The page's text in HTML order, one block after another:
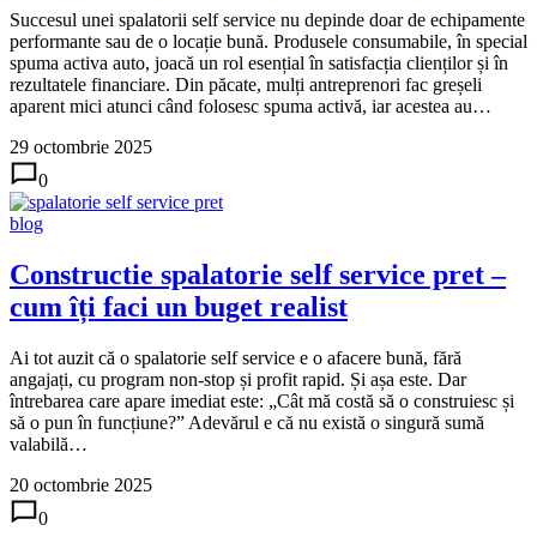
Succesul unei spalatorii self service nu depinde doar de echipamente
performante sau de o locație bună. Produsele consumabile, în special
spuma activa auto, joacă un rol esențial în satisfacția clienților și în
rezultatele financiare. Din păcate, mulți antreprenori fac greșeli
aparent mici atunci când folosesc spuma activă, iar acestea au…
29 octombrie 2025
0
blog
Constructie spalatorie self service pret –
cum îți faci un buget realist
Ai tot auzit că o spalatorie self service e o afacere bună, fără
angajați, cu program non-stop și profit rapid. Și așa este. Dar
întrebarea care apare imediat este: „Cât mă costă să o construiesc și
să o pun în funcțiune?” Adevărul e că nu există o singură sumă
valabilă…
20 octombrie 2025
0